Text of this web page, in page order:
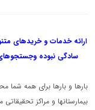
ارائه خدمات و خریدهای
سادگی نبوده و
بارها و بارها برای همه شما
بیمارستانها و مراکز